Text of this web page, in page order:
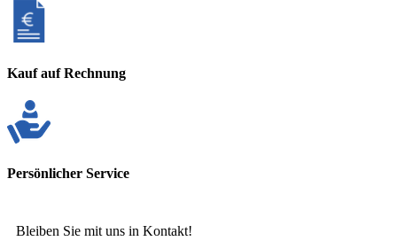
Kauf auf Rechnung
Persönlicher Service
Bleiben Sie mit uns in Kontakt!